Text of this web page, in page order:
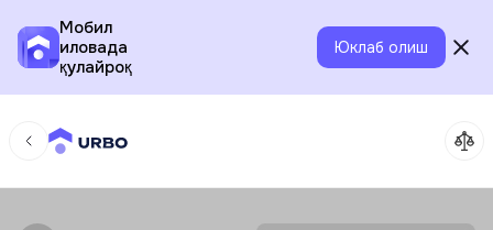
Мобил
иловада
қулайроқ
Юклаб олиш